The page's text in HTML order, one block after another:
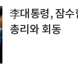
李대통령, 잠수
총리와 회동